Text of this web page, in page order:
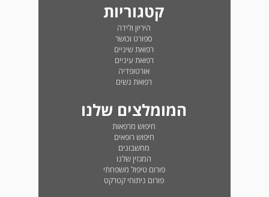
קטגוריות
היריון ולידה
ספורט וכושר
רפואת שיניים
רפואת עיניים
אורטופדיה
רפואת נשים
המומלצים שלנו
חיפוש מרפאות
חיפוש רופאים
מחשבונים
המגזין שלנו
פורום טיפול משפחתי
פורום ניתוחי קטרקט